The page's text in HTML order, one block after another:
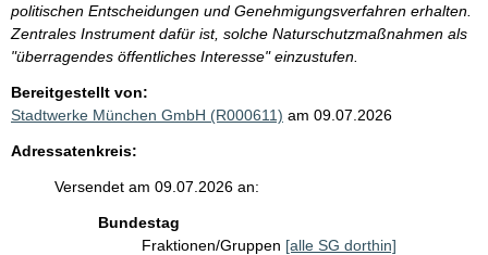
politischen Entscheidungen und Genehmigungsverfahren erhalten.
Zentrales Instrument dafür ist, solche Naturschutzmaßnahmen als
"überragendes öffentliches Interesse" einzustufen.
Bereitgestellt von:
Stadtwerke München GmbH (R000611) am 09.07.2026
Adressatenkreis:
Versendet am 09.07.2026 an:
Bundestag
Fraktionen/Gruppen [alle SG dorthin]